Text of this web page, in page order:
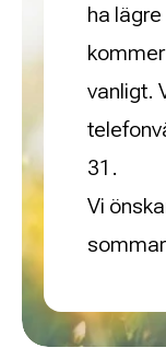
ha
vanligt.
31.
Vi